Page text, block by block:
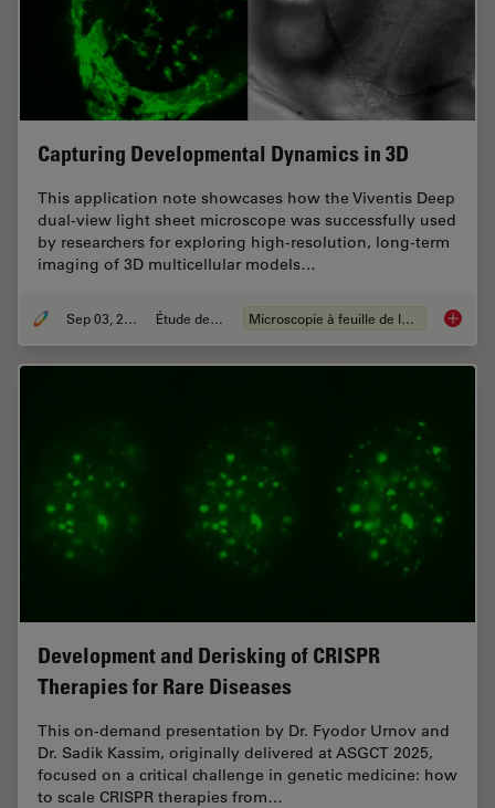
Capturing Developmental Dynamics in 3D
This application note showcases how the Viventis Deep
dual-view light sheet microscope was successfully used
by researchers for exploring high-resolution, long-term
imaging of 3D multicellular models…
Sep 03, 2025 Étude de cas Microscopie à feuille de lumière
Development and Derisking of CRISPR
Therapies for Rare Diseases
This on-demand presentation by Dr. Fyodor Urnov and
Dr. Sadik Kassim, originally delivered at ASGCT 2025,
focused on a critical challenge in genetic medicine: how
to scale CRISPR therapies from…